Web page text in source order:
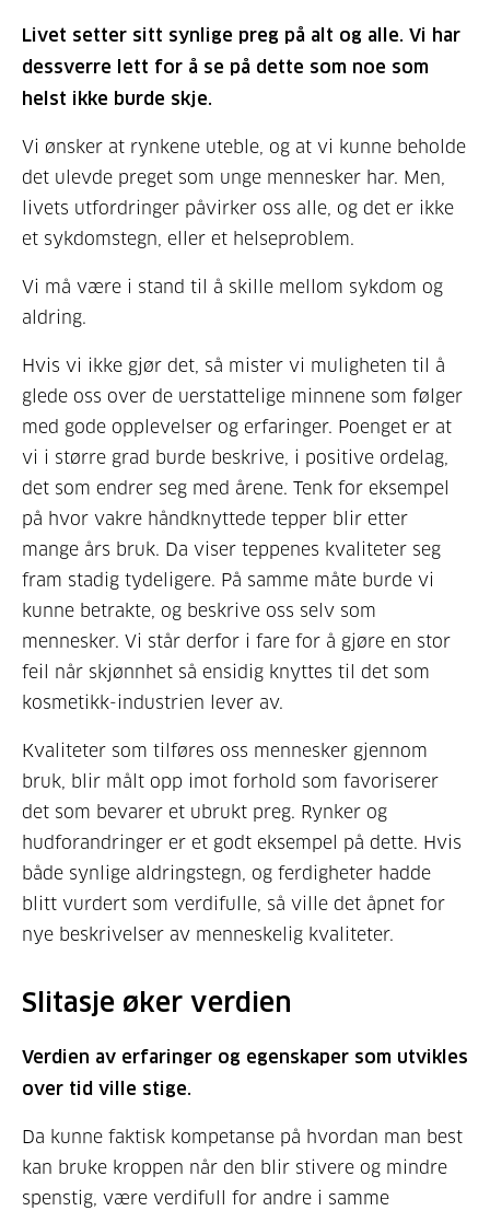
Livet setter sitt synlige preg på alt og alle. Vi har
dessverre lett for å se på dette som noe som
helst ikke burde skje.
Vi ønsker at rynkene uteble, og at vi kunne beholde
det ulevde preget som unge mennesker har. Men,
livets utfordringer påvirker oss alle, og det er ikke
et sykdomstegn, eller et helseproblem.
Vi må være i stand til å skille mellom sykdom og
aldring.
Hvis vi ikke gjør det, så mister vi muligheten til å
glede oss over de uerstattelige minnene som følger
med gode opplevelser og erfaringer. Poenget er at
vi i større grad burde beskrive, i positive ordelag,
det som endrer seg med årene. Tenk for eksempel
på hvor vakre håndknyttede tepper blir etter
mange års bruk. Da viser teppenes kvaliteter seg
fram stadig tydeligere. På samme måte burde vi
kunne betrakte, og beskrive oss selv som
mennesker. Vi står derfor i fare for å gjøre en stor
feil når skjønnhet så ensidig knyttes til det som
kosmetikk-industrien lever av.
Kvaliteter som tilføres oss mennesker gjennom
bruk, blir målt opp imot forhold som favoriserer
det som bevarer et ubrukt preg. Rynker og
hudforandringer er et godt eksempel på dette. Hvis
både synlige aldringstegn, og ferdigheter hadde
blitt vurdert som verdifulle, så ville det åpnet for
nye beskrivelser av menneskelig kvaliteter.
Slitasje øker verdien
Verdien av erfaringer og egenskaper som utvikles
over tid ville stige.
Da kunne faktisk kompetanse på hvordan man best
kan bruke kroppen når den blir stivere og mindre
spenstig, være verdifull for andre i samme